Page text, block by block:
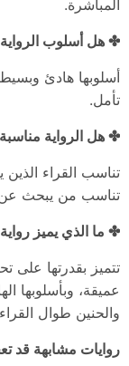
المباشرة.
✤ هل أسلوب
أسلوبها هادئ
تأمل.
✤ هل الرواية
تناسب القراء الذين
تناسب من يبحث
✤ ما الذي يميز رواية
تتميز بقدرتها على
عميقة، وبأسلوبها
والحنين طوال
روايات مشابهة قد